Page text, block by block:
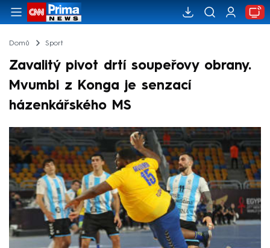
Domů Sport
Zavalitý pivot drtí soupeřovy obrany.
Mvumbi z Konga je senzací
házenkářského MS